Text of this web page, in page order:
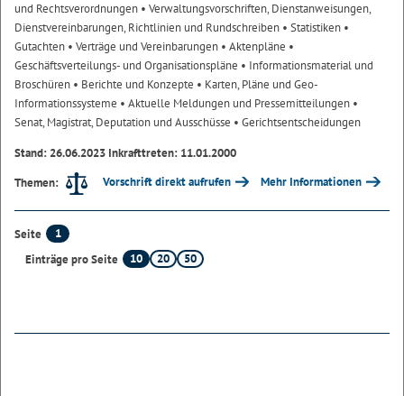
und Rechtsverordnungen • Verwaltungsvorschriften, Dienstanweisungen,
Dienstvereinbarungen, Richtlinien und Rundschreiben • Statistiken •
Gutachten • Verträge und Vereinbarungen • Aktenpläne •
Geschäftsverteilungs- und Organisationspläne • Informationsmaterial und
Broschüren • Berichte und Konzepte • Karten, Pläne und Geo-
Informationssysteme • Aktuelle Meldungen und Pressemitteilungen •
Senat, Magistrat, Deputation und Ausschüsse • Gerichtsentscheidungen
Stand: 26.06.2023 Inkrafttreten: 11.01.2000
Themen:
Vorschrift direkt aufrufen Mehr Informationen
Seite
1
Einträge pro Seite
10 20 50